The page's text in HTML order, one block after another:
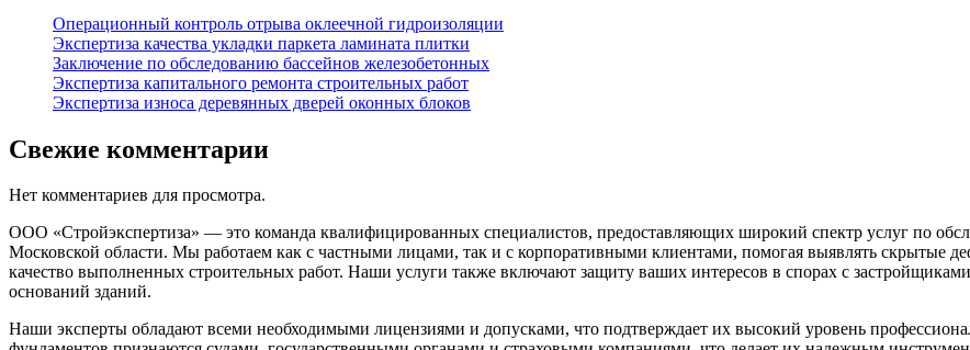
Операционный контроль отрыва оклеечной гидроизоляции
Экспертиза качества укладки паркета ламината плитки
Заключение по обследованию бассейнов железобетонных
Экспертиза капитального ремонта строительных работ
Экспертиза износа деревянных дверей оконных блоков
Свежие комментарии
Нет комментариев для просмотра.
ООО «Стройэкспертиза» — это команда квалифицированных специалистов, предоставляющих широкий спектр услуг по
Московской области. Мы работаем как с частными лицами, так и с корпоративными клиентами, помогая выявлять скрытые
качество выполненных строительных работ. Наши услуги также включают защиту ваших интересов в спорах с
оснований зданий.
Наши эксперты обладают всеми необходимыми лицензиями и допусками, что подтверждает их высокий уровень